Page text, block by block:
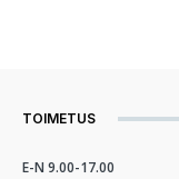
TOIMETUS
E-N 9.00-17.00